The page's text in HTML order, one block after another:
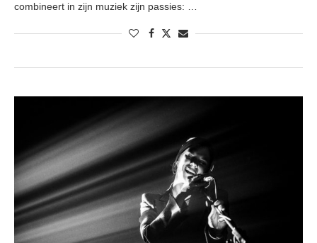
combineert in zijn muziek zijn passies: …